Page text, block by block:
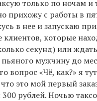
только по ночам и
прихожу с работы в
в нее и запускаю
клиентов, которые
секунд) или
мужчину до
вопрос «Чё, как?» я
это мой первый
300 рублей. Ночью